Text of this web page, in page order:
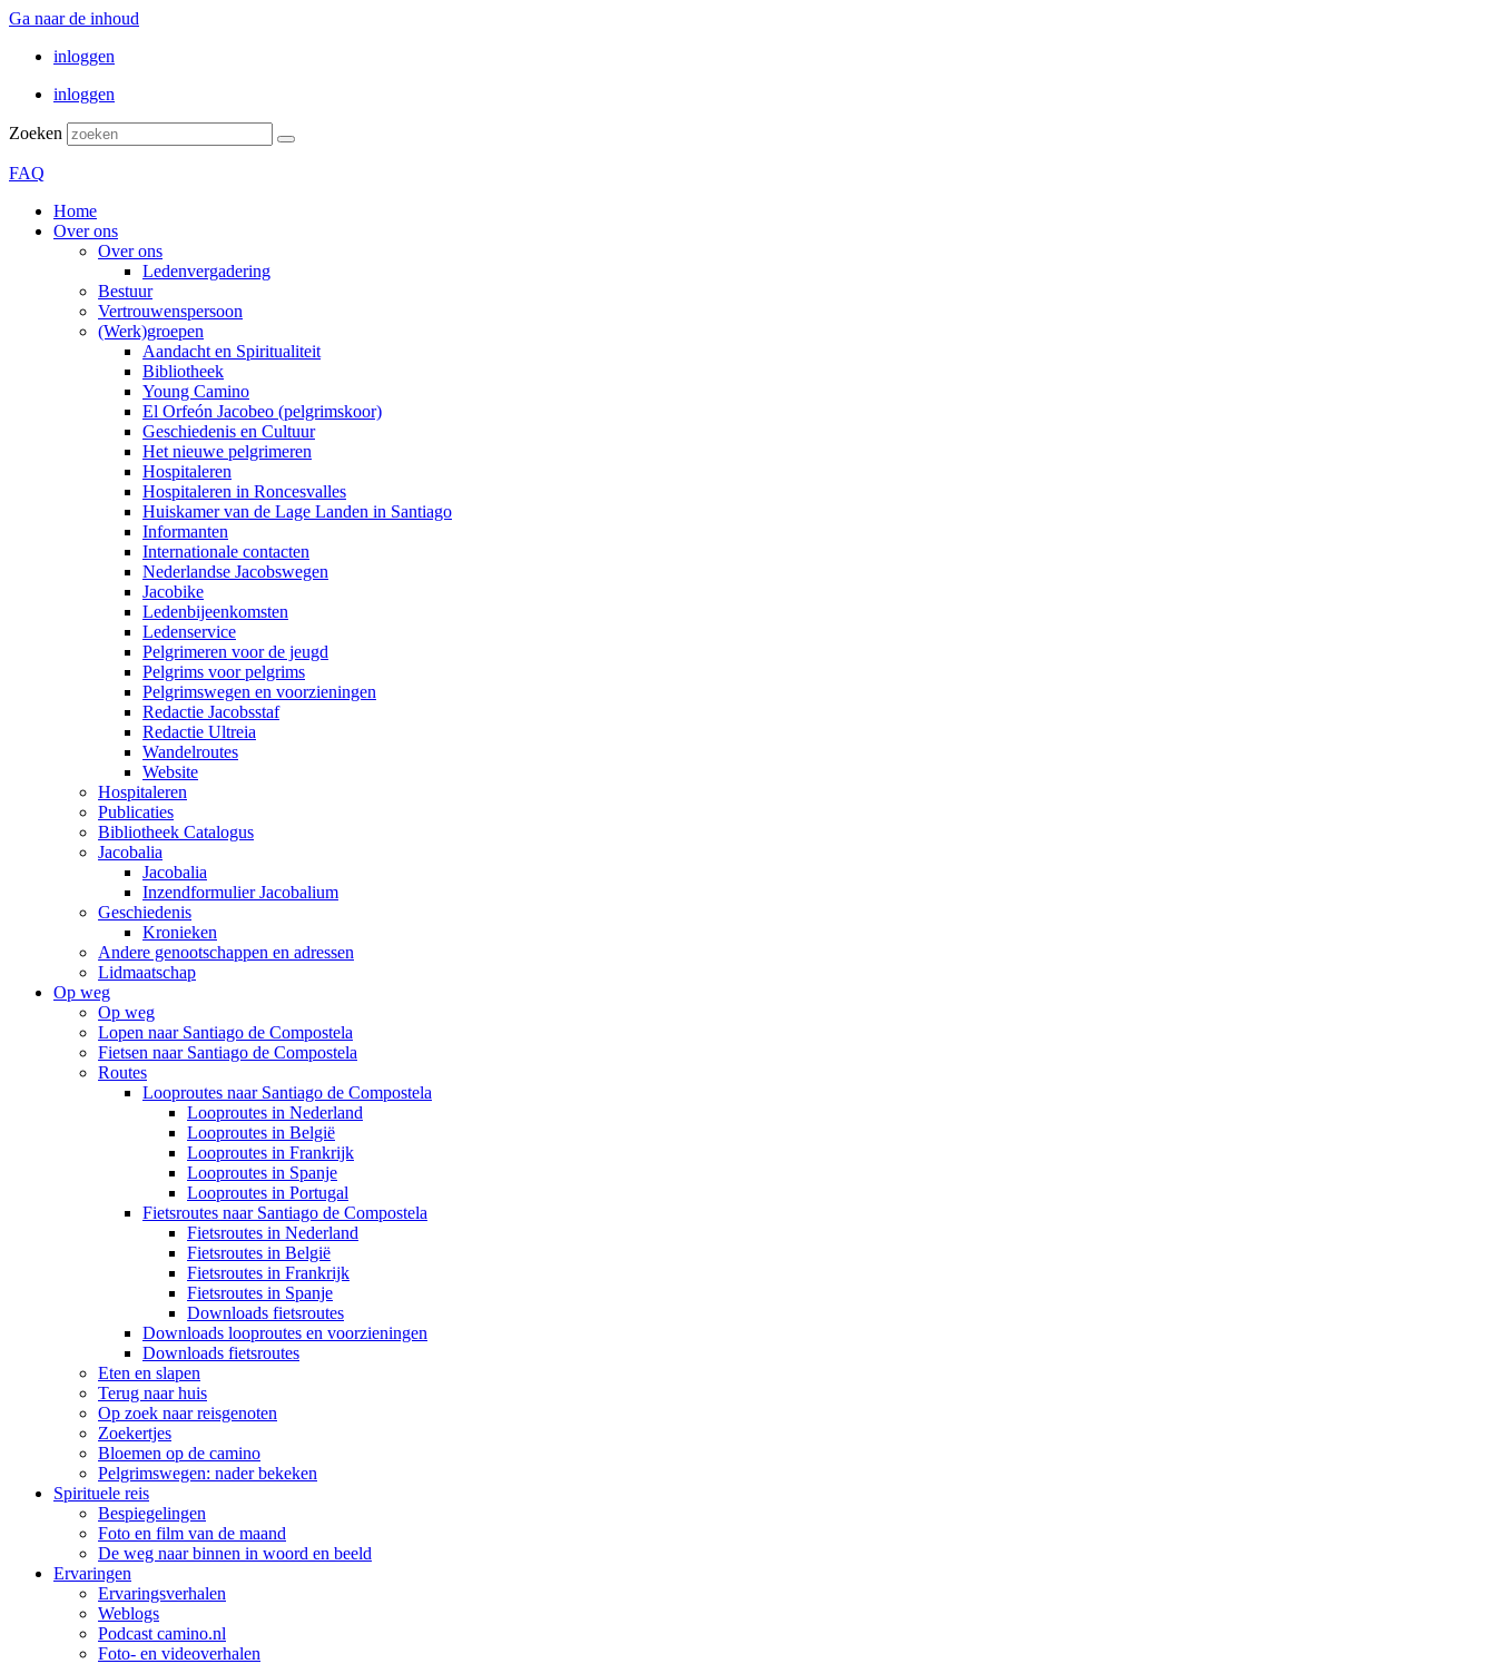
Ga naar de inhoud
inloggen
inloggen
Zoeken
FAQ
Home
Over ons
Over ons
Ledenvergadering
Bestuur
Vertrouwenspersoon
(Werk)groepen
Aandacht en Spiritualiteit
Bibliotheek
Young Camino
El Orfeón Jacobeo (pelgrimskoor)
Geschiedenis en Cultuur
Het nieuwe pelgrimeren
Hospitaleren
Hospitaleren in Roncesvalles
Huiskamer van de Lage Landen in Santiago
Informanten
Internationale contacten
Nederlandse Jacobswegen
Jacobike
Ledenbijeenkomsten
Ledenservice
Pelgrimeren voor de jeugd
Pelgrims voor pelgrims
Pelgrimswegen en voorzieningen
Redactie Jacobsstaf
Redactie Ultreia
Wandelroutes
Website
Hospitaleren
Publicaties
Bibliotheek Catalogus
Jacobalia
Jacobalia
Inzendformulier Jacobalium
Geschiedenis
Kronieken
Andere genootschappen en adressen
Lidmaatschap
Op weg
Op weg
Lopen naar Santiago de Compostela
Fietsen naar Santiago de Compostela
Routes
Looproutes naar Santiago de Compostela
Looproutes in Nederland
Looproutes in België
Looproutes in Frankrijk
Looproutes in Spanje
Looproutes in Portugal
Fietsroutes naar Santiago de Compostela
Fietsroutes in Nederland
Fietsroutes in België
Fietsroutes in Frankrijk
Fietsroutes in Spanje
Downloads fietsroutes
Downloads looproutes en voorzieningen
Downloads fietsroutes
Eten en slapen
Terug naar huis
Op zoek naar reisgenoten
Zoekertjes
Bloemen op de camino
Pelgrimswegen: nader bekeken
Spirituele reis
Bespiegelingen
Foto en film van de maand
De weg naar binnen in woord en beeld
Ervaringen
Ervaringsverhalen
Weblogs
Podcast camino.nl
Foto- en videoverhalen